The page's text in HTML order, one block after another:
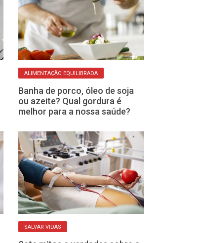
ALIMENTAÇÃO EQUILIBRADA
Banha de porco, óleo de soja
ou azeite? Qual gordura é
melhor para a nossa saúde?
SALVAR VIDAS